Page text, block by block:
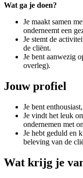
Wat ga je doen?
Je maakt samen
onderneemt een
Je stemt de
de cliënt.
Je bent aanwezig
overleg).
Jouw profiel
Je bent
Je vindt het leuk
ondernemen met
Je hebt geduld en
beleving van de
Wat krijg je